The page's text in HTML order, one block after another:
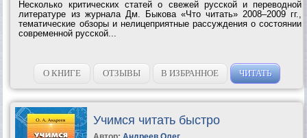
Несколько критических статей о свежей русской и переводной
литературе из журнала Дм. Быкова «Что читать» 2008–2009 гг.,
тематические обзоры и нелицеприятные рассуждения о состоянии
современной русской...
О КНИГЕ ОТЗЫВЫ В ИЗБРАННОЕ ЧИТАТЬ
Учимся читать быстро